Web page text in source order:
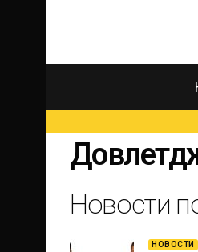
Новости
НОВОСТИ